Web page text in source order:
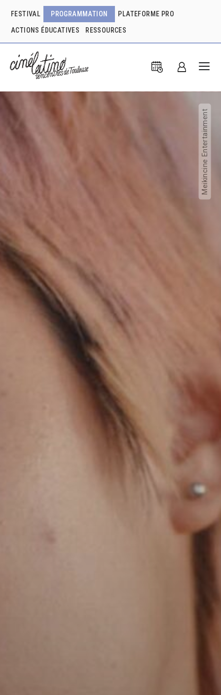
FESTIVAL PROGRAMMATION PLATEFORME PRO
ACTIONS ÉDUCATIVES RESSOURCES
Meikincine Entertainment